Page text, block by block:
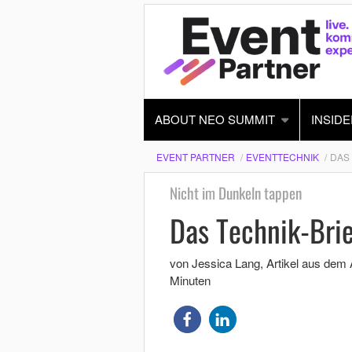
ABOUT NEO SUMMIT
EVENT PARTNER EVENTTECHNIK
Nicht im Dunkeln tappen
Das Technik-
von Jessica Lang, Artikel aus
Minuten